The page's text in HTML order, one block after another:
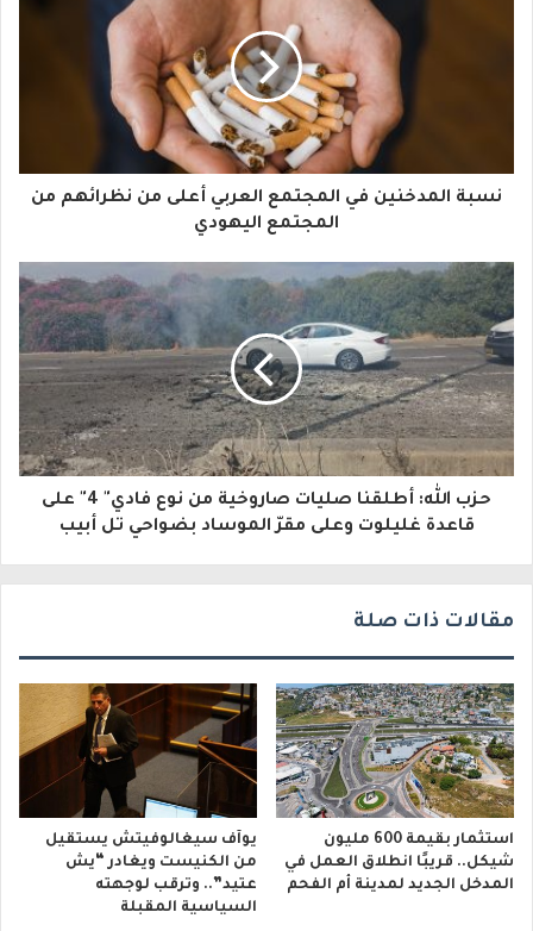
ا
إ
ل
ك
ت
ر
و
نسبة المدخنين في المجتمع العربي أعلى من نظرائهم من
المجتمع اليهودي
حزب الله: أطلقنا صليات صاروخية من نوع فادي" 4" ‏على
قاعدة غليلوت وعلى مقرّ الموساد بضواحي تل أبيب
مقالات ذات صلة
استثمار بقيمة 600 مليون
شيكل.. قريبًا انطلاق العمل في
المدخل الجديد لمدينة أم الفحم
يوآف سيغالوفيتش يستقيل
من الكنيست ويغادر “يش
عتيد”.. وترقب لوجهته
السياسية المقبلة